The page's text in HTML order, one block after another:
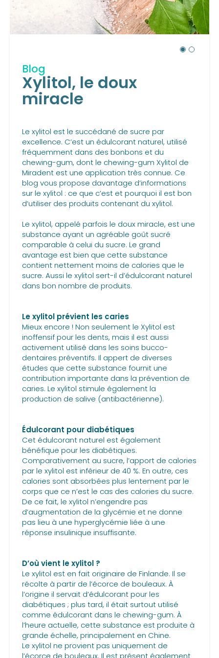
Blog
Xylitol, le doux
miracle
Le xylitol est le succédané de sucre par
excellence. C’est un édulcorant naturel, utilisé
fréquemment dans des bonbons et du
chewing-gum, dont le chewing-gum Xylitol de
Miradent est une application très connue. Ce
blog vous propose davantage d’informations
sur le xylitol : ce que c’est et pourquoi il est bon
d’utiliser des produits contenant du xylitol.
Le xylitol, appelé parfois le doux miracle, est une
substance ayant un agréable goût sucré
comparable à celui du sucre. Le grand
avantage est bien que cette substance
contient nettement moins de calories que le
sucre. Aussi le xylitol sert-il d’édulcorant naturel
dans bon nombre de produits.
Le xylitol prévient les caries
Mieux encore ! Non seulement le Xylitol est
inoffensif pour les dents, mais il est aussi
activement utilisé dans les soins bucco-
dentaires préventifs. Il appert de diverses
études que cette substance fournit une
contribution importante dans la prévention de
caries. Le xylitol stimule également la
production de salive (antibactérienne).
Édulcorant pour diabétiques
Cet édulcorant naturel est également
bénéfique pour les diabétiques.
Comparativement au sucre, l’apport de calories
par le xylitol est inférieur de 40 %. En outre, ces
calories sont absorbées plus lentement par le
corps que ce n’est le cas des calories du sucre.
De ce fait, le xylitol n’engendre pas
d’augmentation de la glycémie et ne donne
pas lieu à une hyperglycémie liée à une
réponse insulinique insuffisante.
D’où vient le xylitol ?
Le xylitol est en fait originaire de Finlande. Il se
récolte à partir de l’écorce de bouleaux. À
l’origine il servait d’édulcorant pour les
diabétiques ; plus tard, il était surtout utilisé
comme édulcorant dans le chewing-gum. À
l’heure actuelle, cette substance est produite à
grande échelle, principalement en Chine.
Le xylitol ne provient pas uniquement de
l’écorce de bouleaux. Il est présent également